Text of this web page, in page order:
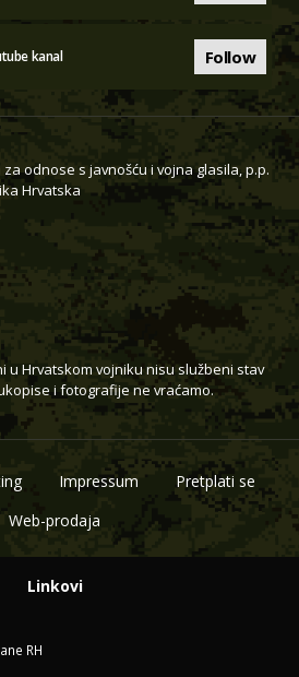
kanal Follow
odnose s javnošću i vojna glasila, p.p.
Hrvatska
u Hrvatskom vojniku nisu službeni stav
i fotografije ne vraćamo.
Impressum
Pretplati se
Web-prodaja
Linkovi
RH